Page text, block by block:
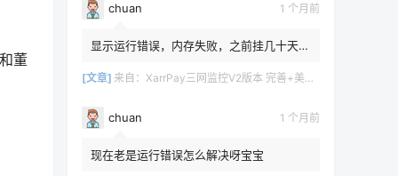
董
chuan 1 个月前
显示运行错误，内存失败，之前挂几十天都
[文章] 来自： XarrPay三网监控V2版本 完善+美化+日志
chuan 1 个月前
现在老是运行错误怎么解决呀宝宝